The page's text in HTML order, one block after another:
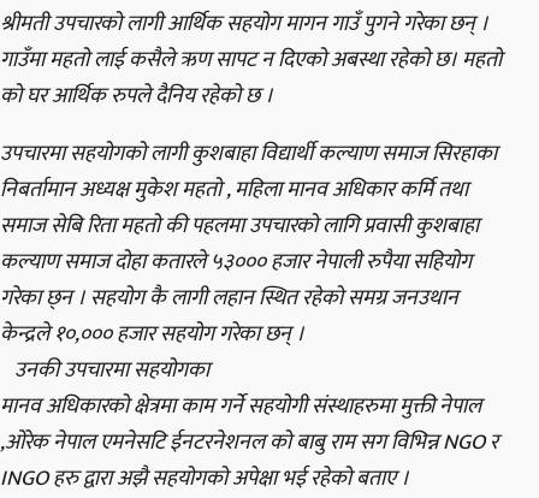
श्रीमती उपचारको लागी आर्थिक सहयोग मागन गाउँ पुगने गरेका छन् ।
गाउँमा महतो लाई कसैले ऋण सापट न दिएको अबस्था रहेको छ। महतो
को घर आर्थिक रुपले दैनिय रहेको छ ।
उपचारमा सहयोगको लागी कुशबाहा विद्यार्थी कल्याण समाज सिरहाका
निबर्तामान अध्यक्ष मुकेश महतो , महिला मानव अधिकार कर्मि तथा
समाज सेबि रिता महतो की पहलमा उपचारको लागि प्रवासी कुशबाहा
कल्याण समाज दोहा कतारले ५३००० हजार नेपाली रुपैया सहियोग
गरेका छ्न । सहयोग कै लागी लहान स्थित रहेको समग्र जनउथान
केन्द्रले १०,००० हजार सहयोग गरेका छन् ।
उनकी उपचारमा सहयोगका
मानव अधिकारको क्षेत्रमा काम गर्ने सहयोगी संस्थाहरुमा मुक्ती नेपाल
,ओरेक नेपाल एमनेसटि ईनटरनेशनल को बाबु राम सग विभिन्न NGO र
INGO हरु द्वारा अझै सहयोगको अपेक्षा भई रहेको बताए ।